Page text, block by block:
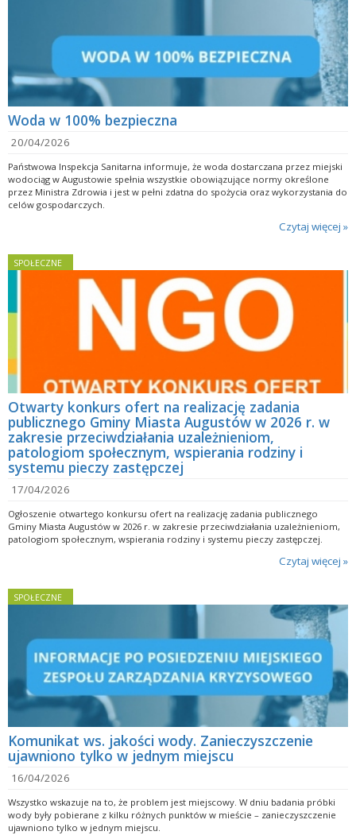
Woda w 100% bezpieczna
20/04/2026
Państwowa Inspekcja Sanitarna informuje, że woda dostarczana przez miejski
wodociąg w Augustowie spełnia wszystkie obowiązujące normy określone
przez Ministra Zdrowia i jest w pełni zdatna do spożycia oraz wykorzystania do
celów gospodarczych.
Czytaj więcej »
SPOŁECZNE
Otwarty konkurs ofert na realizację zadania
publicznego Gminy Miasta Augustów w 2026 r. w
zakresie przeciwdziałania uzależnieniom,
patologiom społecznym, wspierania rodziny i
systemu pieczy zastępczej
17/04/2026
Ogłoszenie otwartego konkursu ofert na realizację zadania publicznego
Gminy Miasta Augustów w 2026 r. w zakresie przeciwdziałania uzależnieniom,
patologiom społecznym, wspierania rodziny i systemu pieczy zastępczej.
Czytaj więcej »
SPOŁECZNE
Komunikat ws. jakości wody. Zanieczyszczenie
ujawniono tylko w jednym miejscu
16/04/2026
Wszystko wskazuje na to, że problem jest miejscowy. W dniu badania próbki
wody były pobierane z kilku różnych punktów w mieście – zanieczyszczenie
ujawniono tylko w jednym miejscu.